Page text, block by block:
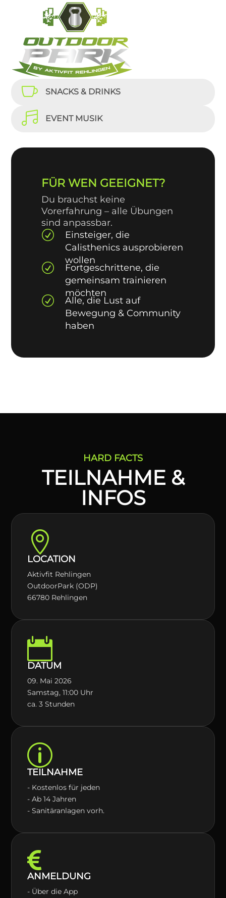
 SNACKS & DRINKS
 EVENT MUSIK
FÜR WEN GEEIGNET?
Du brauchst keine
Vorerfahrung – alle Übungen
sind anpassbar.
R
Einsteiger, die
Calisthenics ausprobieren
wollen
R
Fortgeschrittene, die
gemeinsam trainieren
möchten
R
Alle, die Lust auf
Bewegung & Community
haben
HARD FACTS
TEILNAHME &
INFOS

LOCATION
Aktivfit Rehlingen
OutdoorPark (ODP)
66780 Rehlingen

DATUM
09. Mai 2026
Samstag, 11:00 Uhr
ca. 3 Stunden
p
TEILNAHME
- Kostenlos für jeden
- Ab 14 Jahren
- Sanitäranlagen vorh.

ANMELDUNG
- Über die App